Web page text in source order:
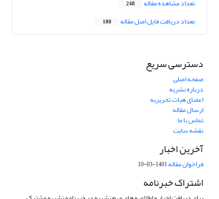
تعداد مشاهده مقاله 248
تعداد دریافت فایل اصل مقاله 180
دسترسی سریع
صفحه اصلی
درباره نشریه
اعضای هیات تحریریه
ارسال مقاله
تماس با ما
نقشه سایت
آخرین اخبار
فراخوان مقاله1401-03-10
اشتراک خبرنامه